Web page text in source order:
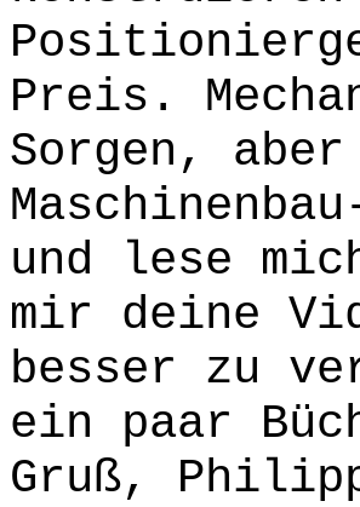
Preis.
Sorgen,
und lese
mir deine
besser zu
ein paar
Gruß,